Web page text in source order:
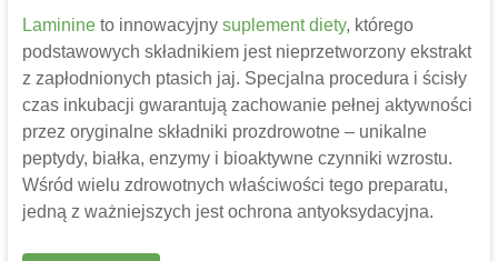
Laminineto innowacyjny suplement diety, którego
podstawowych składnikiem jest nieprzetworzony ekstrakt
z zapłodnionych ptasich jaj. Specjalna procedura i ścisły
czas inkubacji gwarantują zachowanie pełnej aktywności
przez oryginalne składniki prozdrowotne – unikalne
peptydy, białka, enzymy i bioaktywne czynniki wzrostu.
Wśród wielu zdrowotnych właściwości tego preparatu,
jedną z ważniejszych jest ochrona antyoksydacyjna.